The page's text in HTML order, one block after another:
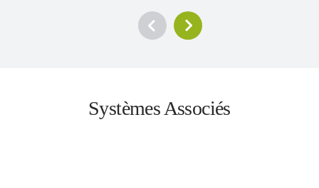
Systèmes Associés